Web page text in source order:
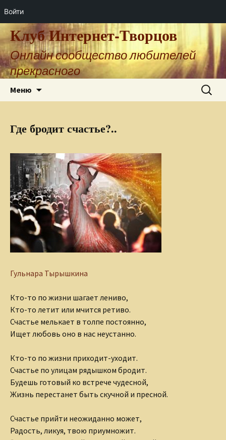
Войти
Клуб Интернет-Творцов
Онлайн сообщество любителей
прекрасного
Меню Найти:
Где бродит счастье?..
Гульнара Тырышкина
Кто-то по жизни шагает лениво,
Кто-то летит или мчится ретиво.
Счастье мелькает в толпе постоянно,
Ищет любовь оно в нас неустанно.
Кто-то по жизни приходит-уходит.
Счастье по улицам рядышком бродит.
Будешь готовый ко встрече чудесной,
Жизнь перестанет быть скучной и пресной.
Счастье прийти неожиданно может,
Радость, ликуя, твою приумножит.